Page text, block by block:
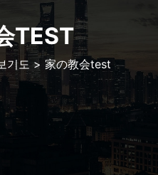
TEST
기도> 家の教会test